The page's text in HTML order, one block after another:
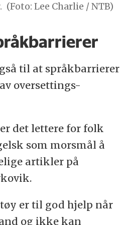
(Foto: Lee Charlie / NTB)
til at språkbarrierer
oversettings-
det lettere for folk
som morsmål å
artikler på
er til god hjelp når
og ikke kan